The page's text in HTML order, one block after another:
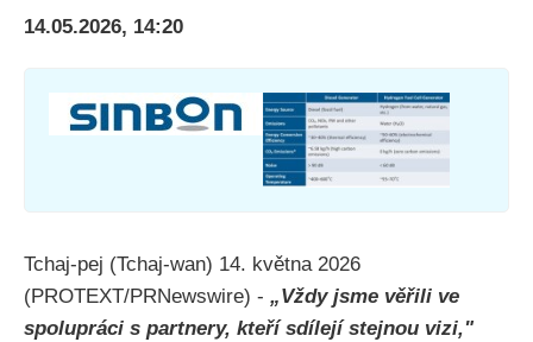
14.05.2026, 14:20
Tchaj-pej (Tchaj-wan) 14. května 2026
(PROTEXT/PRNewswire) - „Vždy jsme věřili ve
spolupráci s partnery, kteří sdílejí stejnou vizi,"